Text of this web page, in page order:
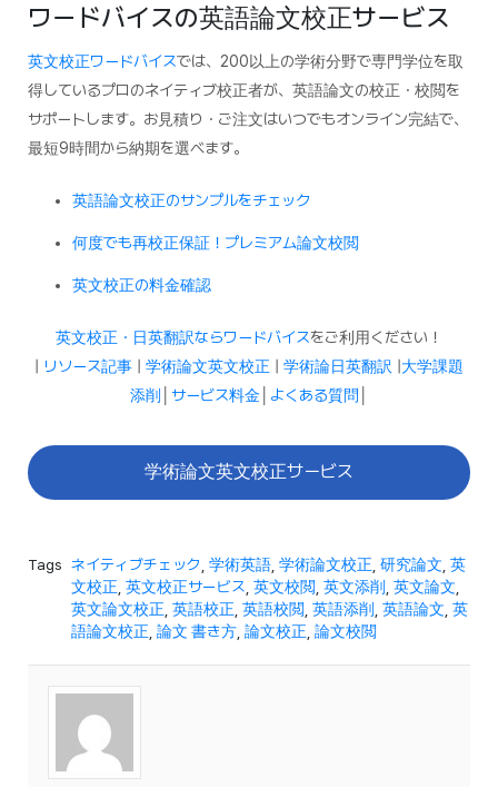
ワードバイスの英語論文校正サービス
英文校正ワードバイスでは、200以上の学術分野で専門学位を取
得しているプロのネイティブ校正者が、英語論文の校正・校閲を
サポートします。お見積り・ご注文はいつでもオンライン完結で、
最短9時間から納期を選べます。
英語論文校正のサンプルをチェック
何度でも再校正保証！プレミアム論文校閲
英文校正の料金確認
英文校正・日英翻訳ならワードバイスをご利用ください！
| リソース記事 | 学術論文英文校正 | 学術論日英翻訳 |大学課題
添削
サービス料金 よくある質問
学術論文英文校正サービス
Tags ネイティブチェック 学術英語 学術論文校正 研究論文 英
文校正 英文校正サービス 英文校閲 英文添削 英文論文
英文論文校正 英語校正 英語校閲 英語添削 英語論文 英
語論文校正 論文 書き方 論文校正 論文校閲